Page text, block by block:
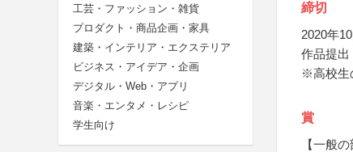
工芸・ファッション・雑貨
プロダクト・商品企画・家具
建築・インテリア・エクステリア
ビジネス・アイデア・企画
デジタル・Web・アプリ
音楽・エンタメ・レシピ
学生向け
締切
2020年
作品提出
※高校生
賞
【一般の